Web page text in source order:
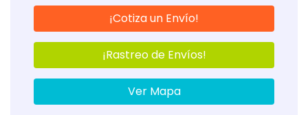
¡Cotiza un Envío!
¡Rastreo de Envíos!
Ver Mapa